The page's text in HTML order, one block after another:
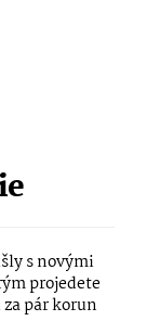
s novými
projedete
pár korun